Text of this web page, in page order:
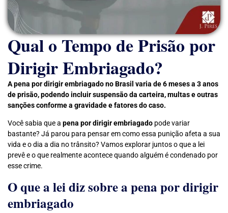
Qual o Tempo de Prisão por
Dirigir Embriagado?
A pena por dirigir embriagado no Brasil varia de 6 meses a 3 anos
de prisão, podendo incluir suspensão da carteira, multas e outras
sanções conforme a gravidade e fatores do caso.
Você sabia que a pena por dirigir embriagado pode variar
bastante? Já parou para pensar em como essa punição afeta a sua
vida e o dia a dia no trânsito? Vamos explorar juntos o que a lei
prevê e o que realmente acontece quando alguém é condenado por
esse crime.
O que a lei diz sobre a pena por dirigir
embriagado